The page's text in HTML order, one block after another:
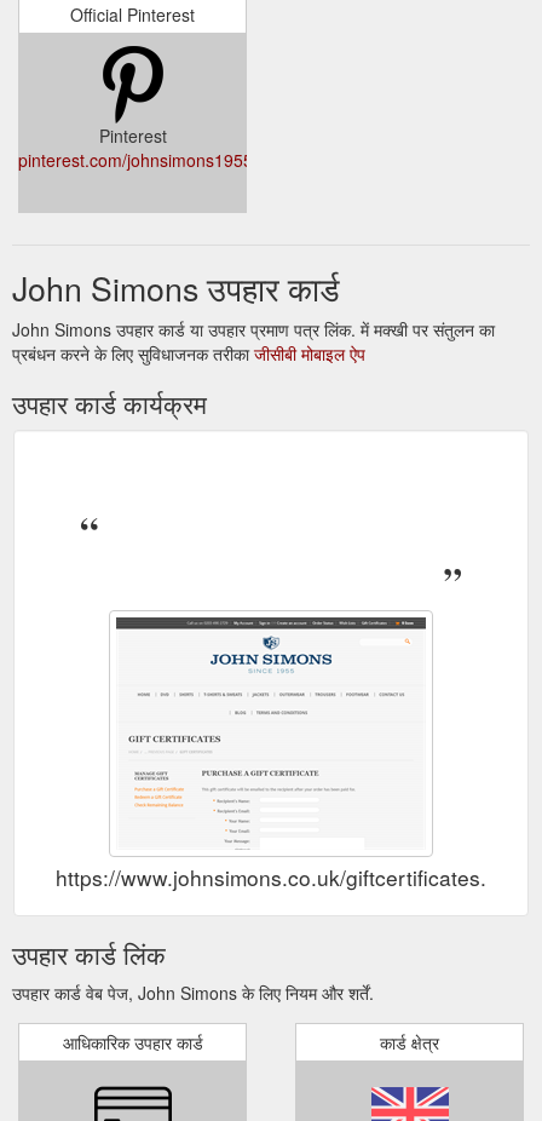
Official Pinterest
Pinterest
pinterest.com/johnsimons1955/
John Simons उपहार कार्ड
John Simons उपहार कार्ड या उपहार प्रमाण पत्र लिंक. में मक्खी पर संतुलन का
प्रबंधन करने के लिए सुविधाजनक तरीकाजीसीबी मोबाइल ऐप
उपहार कार्ड कार्यक्रम
https://www.johnsimons.co.uk/giftcertificates.php
उपहार कार्ड लिंक
उपहार कार्ड वेब पेज, John Simons के लिए नियम और शर्तें.
आधिकारिक उपहार कार्ड कार्ड क्षेत्र